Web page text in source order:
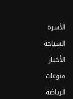
الأسرة
السياحة
الأخبار
منوعات
الرياضة